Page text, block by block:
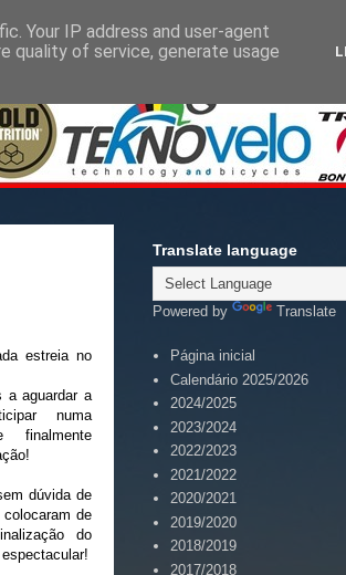
estreia no
a aguardar a
numa
dúvida de
de
do
Translate language
Powered by Translate
Página inicial
Calendário 2025/2026
2024/2025
2023/2024
2022/2023
2021/2022
2020/2021
2019/2020
2018/2019
2017/2018
Your IP address and user-agent
quality of service, generate usage